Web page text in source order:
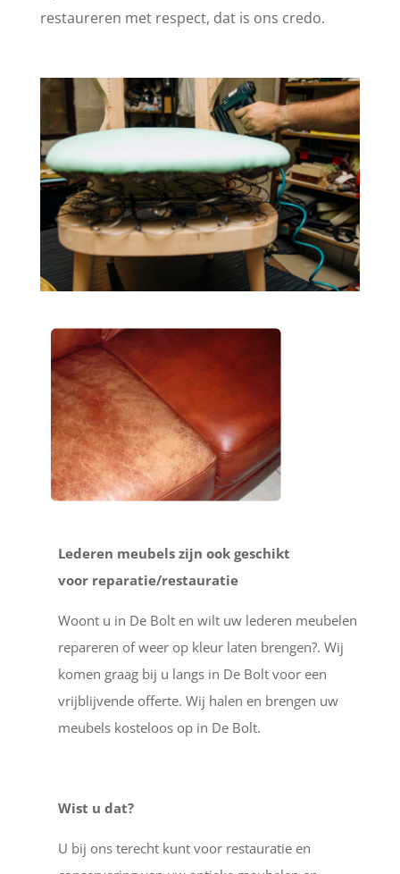
restaureren met respect, dat is ons credo.
Lederen meubels zijn ook geschikt
voor reparatie/restauratie
Woont u in De Bolt en wilt uw lederen meubelen
repareren of weer op kleur laten brengen?. Wij
komen graag bij u langs in De Bolt voor een
vrijblijvende offerte. Wij halen en brengen uw
meubels kosteloos op in De Bolt.
Wist u dat?
U bij ons terecht kunt voor restauratie en